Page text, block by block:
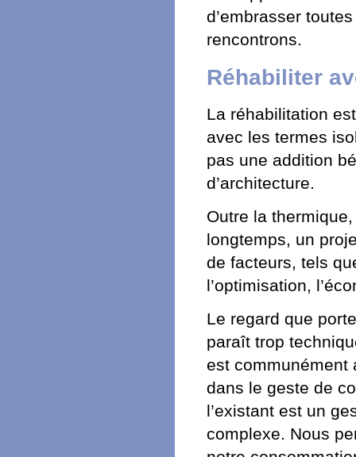
d’embrasser
rencontrons.
Réhabiliter
La réhabilitation
avec les termes
pas une addition
d’architecture.
Outre la
longtemps, un
de facteurs, tels
l’optimisation,
Le regard que
paraît trop
est communément
dans le geste de
l’existant est un
complexe. Nous